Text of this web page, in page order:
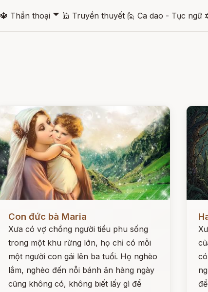
🔱 Thần thoại 🞃 🕌 Truyền thuyết 🙋 Ca dao - Tục ngữ
Con đức bà Maria
Xưa có vợ chồng người tiều phu sống
trong một khu rừng lớn, họ chỉ có mỗi
một người con gái lên ba tuổi. Họ nghèo
lắm, nghèo đến nỗi bánh ăn hàng ngày
cũng không có, không biết lấy gì để